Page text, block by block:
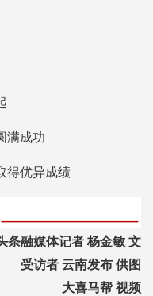
满成功
得优异成绩
条融媒体记者 杨金敏 文
受访者 云南发布 供图
大喜马帮 视频